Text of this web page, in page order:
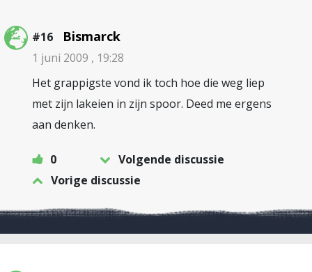
#16 Bismarck
1 juni 2009 , 19:28
Het grappigste vond ik toch hoe die weg liep
met zijn lakeien in zijn spoor. Deed me ergens
aan denken.
0
Volgende discussie
Vorige discussie